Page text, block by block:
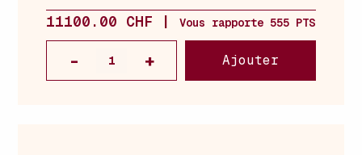
11100.00 CHF | Vous rapporte 555 PTS
Ajouter